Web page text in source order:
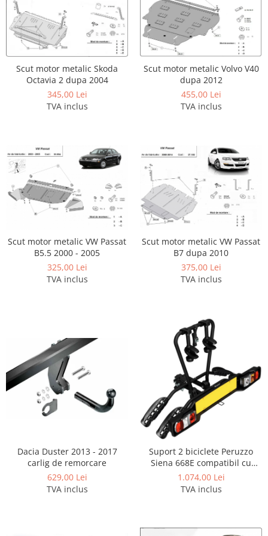
Carlige Mitsubishi
Carlige Nissan
Carlige Omoda
Carlige Opel
Carlige Peugeot
Carlige Plymouth
Carlige Porsche
Carlige Renault
Carlige Seat
Carlige Skoda
Carlige SsangYong
Carlige Subaru
Carlige Suzuki
Carlige Tesla
Carlige Xpeng
Carlige Xpeng G6
Carlige Xpeng G9
Scut motor Smart
Scut motor SsangYong
Scut motor Subaru
Scut motor Suzuki
Scut motor Tesla
Scut motor Toyota
Scut motor Volvo C40
Scut motor Volvo V90
Scut motor Volvo XC40
Scut motor Vw
Scut motor metalic Skoda
Octavia 2 dupa 2004
345,00 Lei
TVA inclus
Scut motor metalic Volvo V40
dupa 2012
455,00 Lei
TVA inclus
Scut motor metalic VW Passat
B5.5 2000 - 2005
325,00 Lei
TVA inclus
Scut motor metalic VW Passat
B7 dupa 2010
375,00 Lei
TVA inclus
Dacia Duster 2013 - 2017
carlig de remorcare
629,00 Lei
TVA inclus
Suport 2 biciclete Peruzzo
Siena 668E compatibil cu
biciclete electrice cu prindere
pe carligul de remorcare,
1.074,00 Lei
TVA inclus